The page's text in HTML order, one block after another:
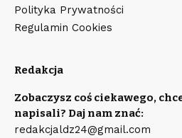
Polityka Prywatności
Regulamin Cookies
Redakcja
Zobaczysz coś ciekawego,
napisali? Daj nam znać:
redakcjaldz24@gmail.com